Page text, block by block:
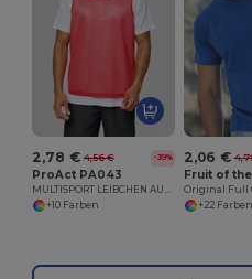
2,78 € 4,56 € -39%
ProAct PA043
+10 Farben
2,06 €
+22 Farben